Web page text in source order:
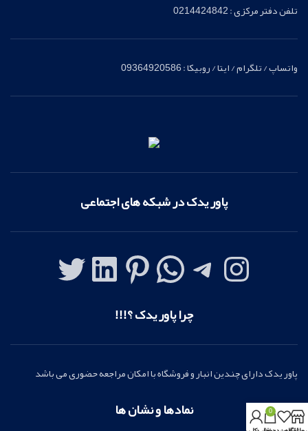
تلفن دفتر مرکزی : 0214424842
واتساپ / تلگرام / ایتا / روبیکا : 09364920586
پاور یدک در شبکه های اجتماعی
چرا پاور یدک ؟!!!
پاور یدک دارای چندین انبار و فروشگاه با امکان مراجعه حضوری می باشد
نمادها و نشان ها 0